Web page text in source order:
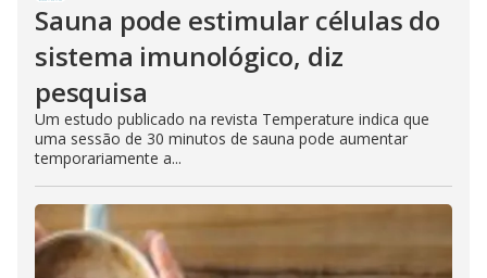
Sauna pode estimular células do
sistema imunológico, diz
pesquisa
Um estudo publicado na revista Temperature indica que
uma sessão de 30 minutos de sauna pode aumentar
temporariamente a...